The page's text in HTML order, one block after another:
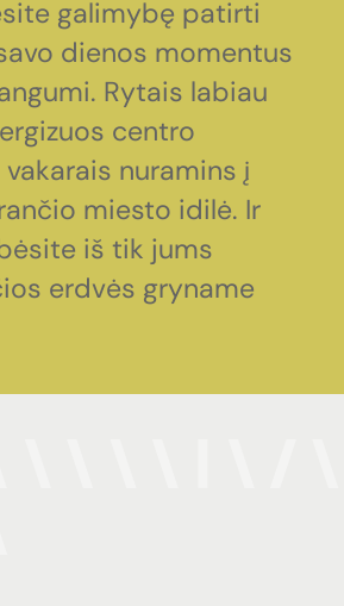
galimybę patirti
dienos momentus
Rytais labiau
centro
vakarais nuramins į
miesto idilė. Ir
iš tik jums
erdvės gryname